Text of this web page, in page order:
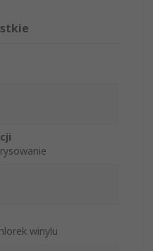
winylu